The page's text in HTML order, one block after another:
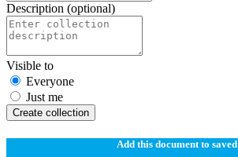
Description (optional)
Visible to
Everyone
Just me
Create collection
Add this document to saved